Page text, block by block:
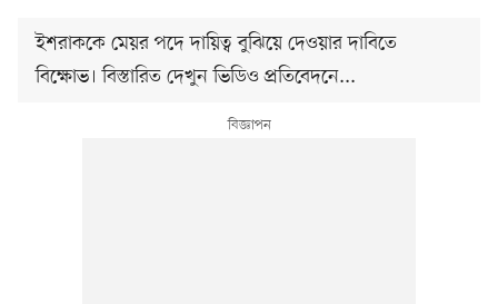
ইশরাককে মেয়র পদে দায়িত্ব বুঝিয়ে দেওয়ার দাবিতে
বিক্ষোভ। বিস্তারিত দেখুন ভিডিও প্রতিবেদনে...